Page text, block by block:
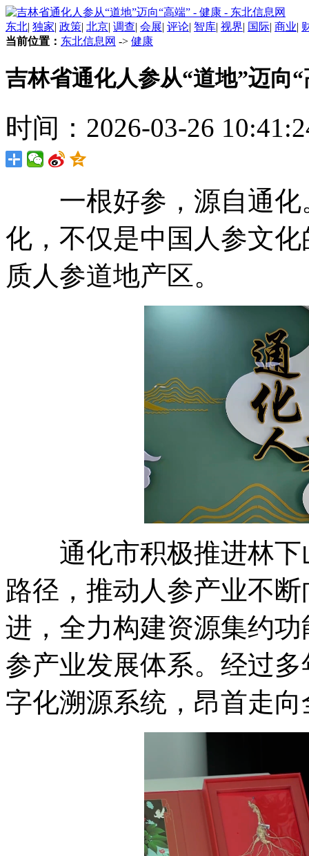
东北| 独家| 政策| 北京| 调查| 会展| 评论| 智库| 视界| 国际| 商业|
当前位置： 东北信息网 -> 健康
吉林省通化人参从“道地”迈向“
时间：2026-03-26
一根好参，源自通化
化，不仅是中国人参文
质人参道地产区。
通化市积极推进林下
路径，推动人参产业不
进，全力构建资源集约
参产业发展体系。经过
字化溯源系统，昂首走